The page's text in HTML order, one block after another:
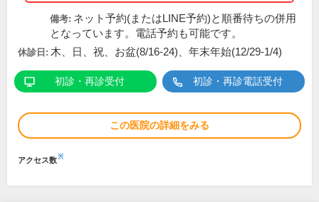
備考: ネット予約(またはLINE予約)と順番待ちの併用
となっています。電話予約も可能です。
休診日: 木、日、祝、お盆(8/16-24)、年末年始(12/29-1/4)
初診・再診受付 初診・再診電話受付
この医院の詳細をみる
アクセス数※